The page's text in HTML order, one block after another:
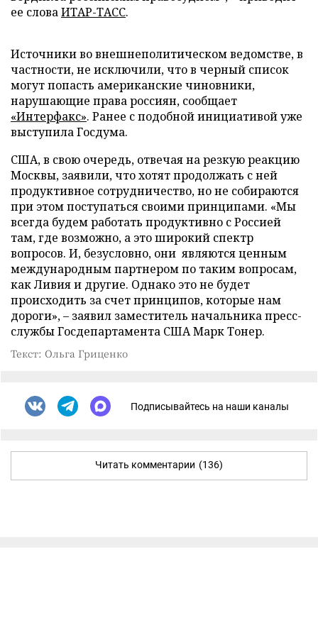
ее словаИТАР-ТАСС.
Источники во внешнеполитическом ведомстве, в
частности, не исключили, что в черный список
могут попасть американские чиновники,
нарушающие права россиян, сообщает
«Интерфакс». Ранее с подобной инициативой уже
выступила Госдума.
США, в свою очередь, отвечая на резкую реакцию
Москвы, заявили, что хотят продолжать с ней
продуктивное сотрудничество, но не собираются
при этом поступаться своими принципами. «Мы
всегда будем работать продуктивно с Россией
там, где возможно, а это широкий спектр
вопросов. И, безусловно, они являются ценным
международным партнером по таким вопросам,
как Ливия и другие. Однако это не будет
происходить за счет принципов, которые нам
дороги», – заявил заместитель начальника пресс-
службы Госдепартамента США Марк Тонер.
Текст: Ольга Гриценко
Подписывайтесь на наши каналы
Читать комментарии (136)